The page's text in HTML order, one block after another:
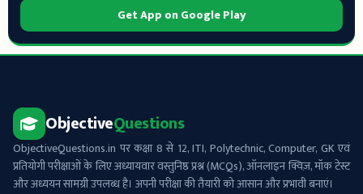
Get App on Google Play
ObjectiveQuestions
ObjectiveQuestions.in पर कक्षा 8 से 12, ITI, Polytechnic, Computer, GK एवं
प्रतियोगी परीक्षाओं के लिए अध्यायवार वस्तुनिष्ठ प्रश्न (MCQs), ऑनलाइन क्विज़, मॉक टेस्ट
और अध्ययन सामग्री उपलब्ध है। अपनी परीक्षा की तैयारी को आसान और प्रभावी बनाएं।